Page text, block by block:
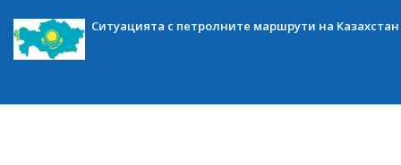
Ситуацията с петролните маршрути на Казахстан